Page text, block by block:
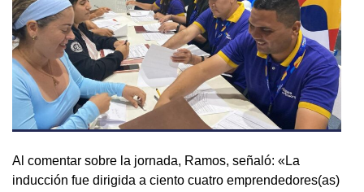
Al comentar sobre la jornada, Ramos, señaló: «La
inducción fue dirigida a ciento cuatro emprendedores(as)